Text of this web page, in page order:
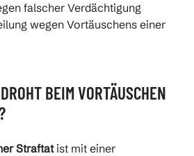
falscher Verdächtigung
wegen Vortäuschens einer
BEIM VORTÄUSCHEN
Straftatist mit einer